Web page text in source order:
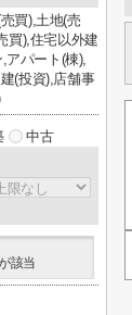
買),土地(売
買),住宅以外建
アパート(棟),
(投資),店舗事
中古
該当